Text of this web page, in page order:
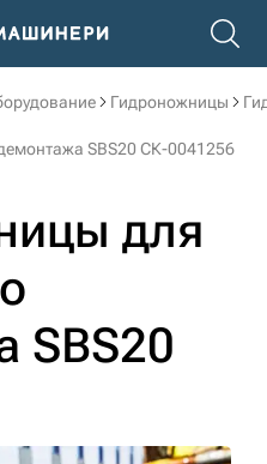
Гидроножницы
SBS20 СК-0041256
для
SBS20